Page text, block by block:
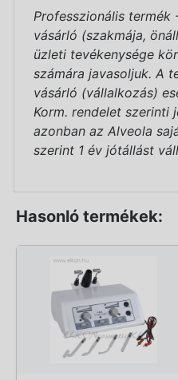
Professzionális termék
vásárló (szakmája,
üzleti tevékenysége
számára javasoljuk. A
vásárló (vállalkozás)
Korm. rendelet szerinti
azonban az Alveola
szerint 1 év jótállást
Hasonló termékek: